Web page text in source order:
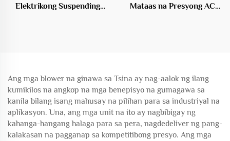
Elektrikong Suspending
Mataas na Presyong AC
Ang mga blower na ginawa sa Tsina ay nag-aalok ng ilang
kumikilos na angkop na mga benepisyo na gumagawa sa
kanila bilang isang mahusay na pilihan para sa industriyal na
aplikasyon. Una, ang mga unit na ito ay nagbibigay ng
kahanga-hangang halaga para sa pera, nagdedeliver ng pang-
kalakasan na pagganap sa kompetitibong presyo. Ang mga